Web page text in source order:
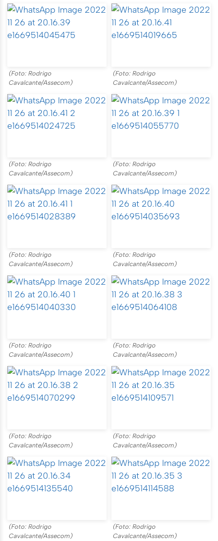
(Foto: Rodrigo
Cavalcante/Assecom)
(Foto: Rodrigo
Cavalcante/Assecom)
(Foto: Rodrigo
Cavalcante/Assecom)
(Foto: Rodrigo
Cavalcante/Assecom)
(Foto: Rodrigo
Cavalcante/Assecom)
(Foto: Rodrigo
Cavalcante/Assecom)
(Foto: Rodrigo
Cavalcante/Assecom)
(Foto: Rodrigo
Cavalcante/Assecom)
(Foto: Rodrigo
Cavalcante/Assecom)
(Foto: Rodrigo
Cavalcante/Assecom)
(Foto: Rodrigo
Cavalcante/Assecom)
(Foto: Rodrigo
Cavalcante/Assecom)